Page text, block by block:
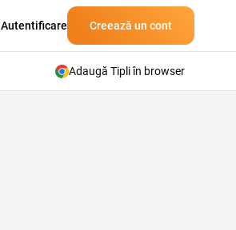
Autentificare Creează un cont
Adaugă Tipli în browser